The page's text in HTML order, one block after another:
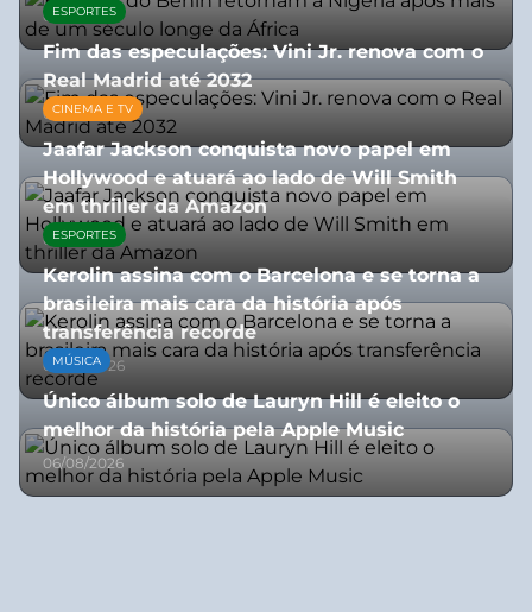
08/07/2026
ESPORTES
Fim das especulações: Vini Jr. renova com o
Real Madrid até 2032
06/08/2026
CINEMA E TV
Jaafar Jackson conquista novo papel em
Hollywood e atuará ao lado de Will Smith
em thriller da Amazon
06/08/2026
ESPORTES
Kerolin assina com o Barcelona e se torna a
brasileira mais cara da história após
transferência recorde
04/08/2026
MÚSICA
Único álbum solo de Lauryn Hill é eleito o
melhor da história pela Apple Music
06/08/2026